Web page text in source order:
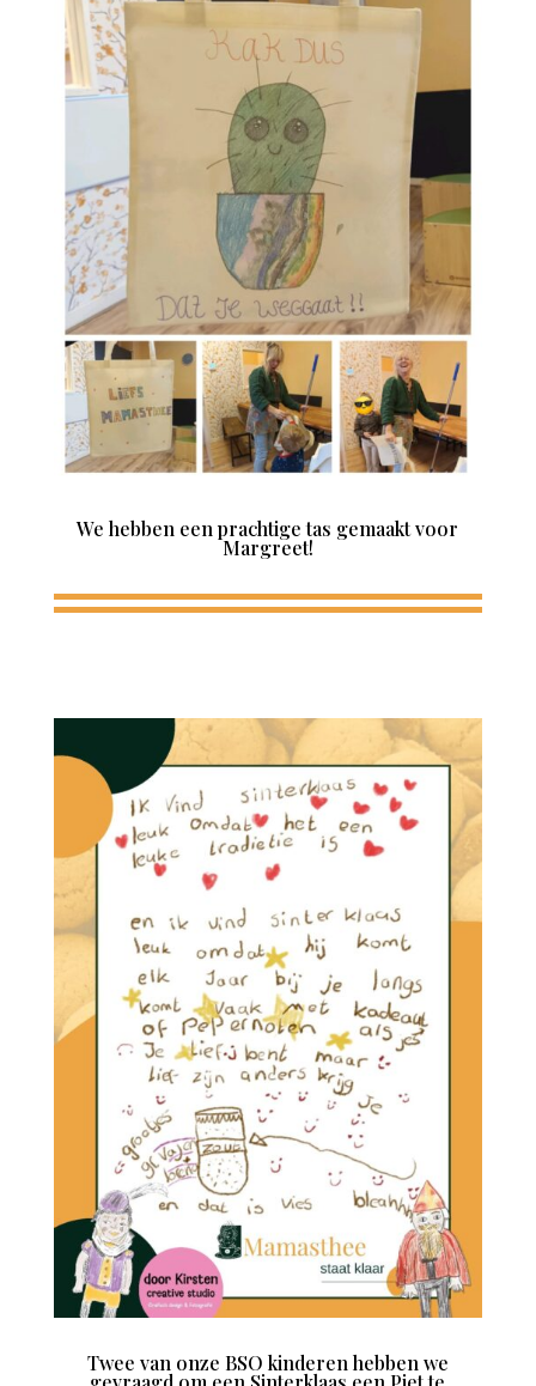
We hebben een prachtige tas gemaakt voor
Margreet!
Twee van onze BSO kinderen hebben we